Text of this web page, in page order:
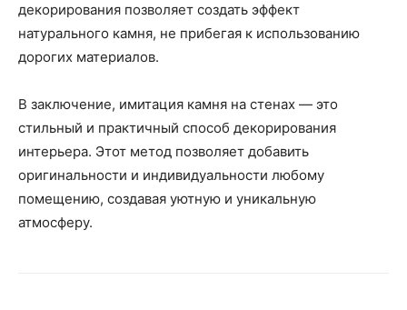
декорирования позволяет создать эффект
натурального камня, не прибегая к использованию
дорогих материалов.
В заключение, имитация камня на стенах — это
стильный и практичный способ декорирования
интерьера. Этот метод позволяет добавить
оригинальности и индивидуальности любому
помещению, создавая уютную и уникальную
атмосферу.